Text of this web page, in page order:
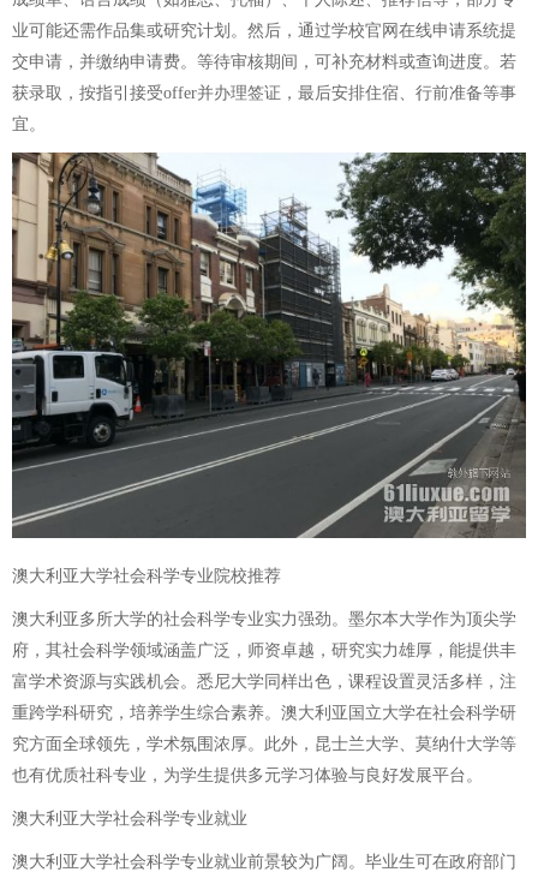
业可能还需作品集或研究计划。然后，通过学校官网在线申请系统提
交申请，并缴纳申请费。等待审核期间，可补充材料或查询进度。若
获录取，按指引接受offer并办理签证，最后安排住宿、行前准备等事
宜。
澳大利亚大学社会科学专业院校推荐
澳大利亚多所大学的社会科学专业实力强劲。墨尔本大学作为顶尖学
府，其社会科学领域涵盖广泛，师资卓越，研究实力雄厚，能提供丰
富学术资源与实践机会。悉尼大学同样出色，课程设置灵活多样，注
重跨学科研究，培养学生综合素养。澳大利亚国立大学在社会科学研
究方面全球领先，学术氛围浓厚。此外，昆士兰大学、莫纳什大学等
也有优质社科专业，为学生提供多元学习体验与良好发展平台。
澳大利亚大学社会科学专业就业
澳大利亚大学社会科学专业就业前景较为广阔。毕业生可在政府部门